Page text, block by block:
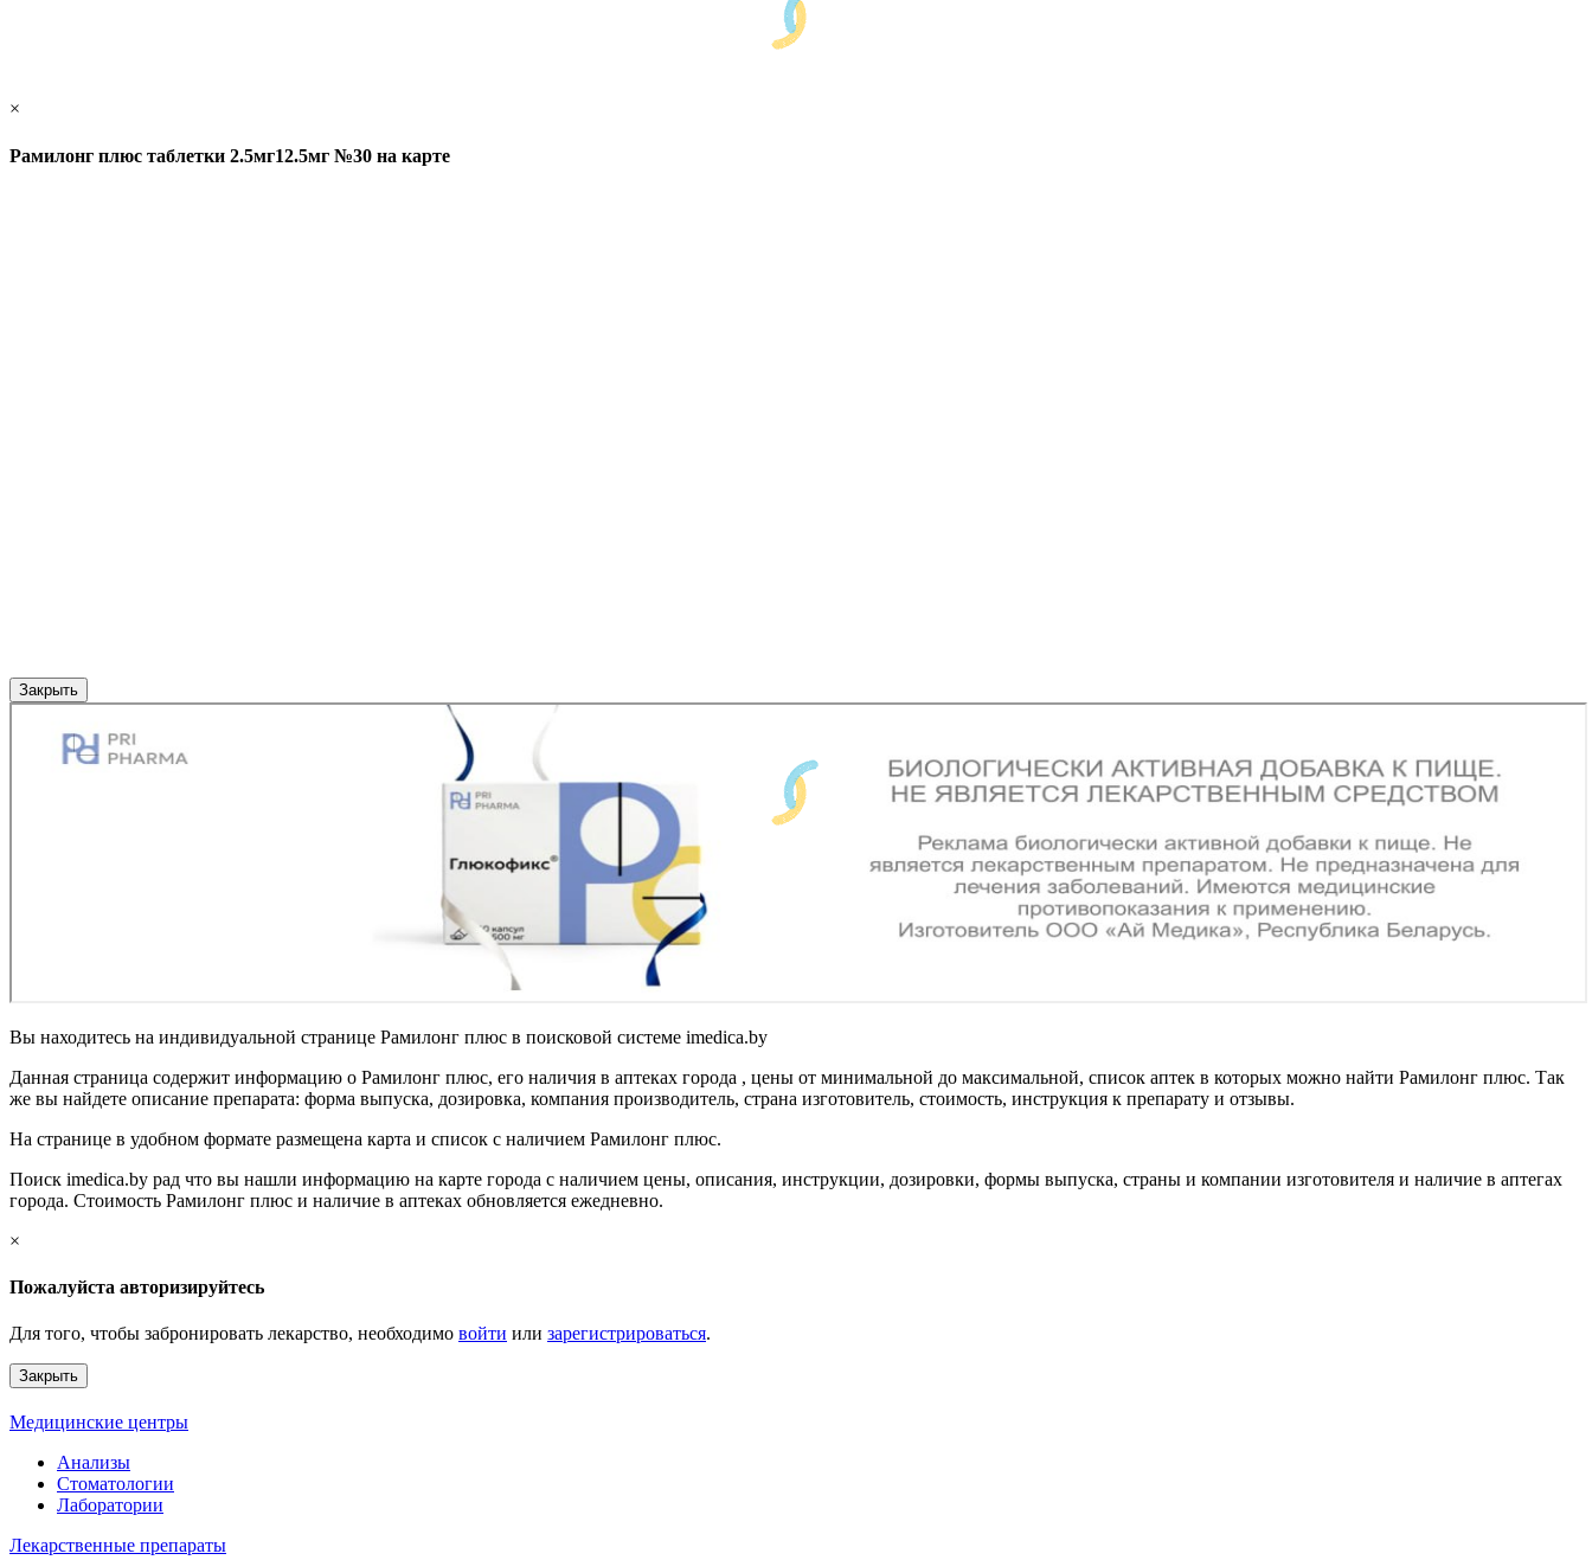
×
Рамилонг плюс таблетки 2.5мг12.5мг №30 на карте
Закрыть
Вы находитесь на индивидуальной странице Рамилонг плюс в поисковой системе imedica.by
Данная страница содержит информацию о Рамилонг плюс, его наличия в аптеках города , цены от минимальной до максимальной, список аптек в которых можно найти Рамилонг плюс. Так
же вы найдете описание препарата: форма выпуска, дозировка, компания производитель, страна изготовитель, стоимость, инструкция к препарату и отзывы.
На странице в удобном формате размещена карта и список с наличием Рамилонг плюс.
Поиск imedica.by рад что вы нашли информацию на карте города с наличием цены, описания, инструкции, дозировки, формы выпуска, страны и компании изготовителя и наличие в аптегах
города. Стоимость Рамилонг плюс и наличие в аптеках обновляется ежедневно.
×
Пожалуйста авторизируйтесь
Для того, чтобы забронировать лекарство, необходимо войти или зарегистрироваться.
Закрыть
Медицинские центры
Анализы
Стоматологии
Лаборатории
Лекарственные препараты